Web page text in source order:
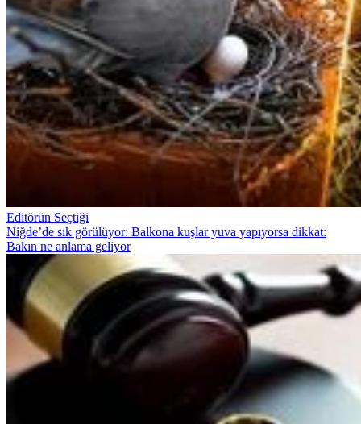
Editörün Seçtiği
Niğde’de sık görülüyor: Balkona kuşlar yuva yapıyorsa dikkat:
Bakın ne anlama geliyor